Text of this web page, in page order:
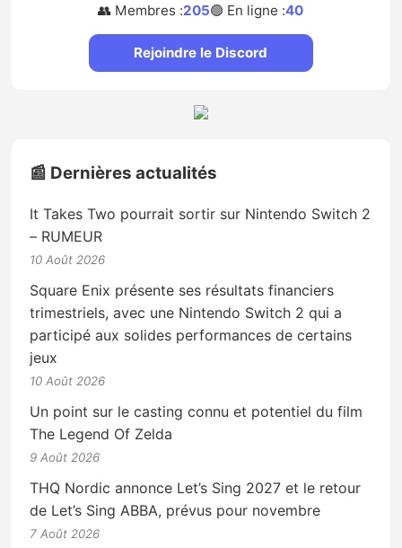
👥 Membres :205🟢 En ligne :40
Rejoindre le Discord
📰 Dernières actualités
It Takes Two pourrait sortir sur Nintendo Switch 2
– RUMEUR
10 Août 2026
Square Enix présente ses résultats financiers
trimestriels, avec une Nintendo Switch 2 qui a
participé aux solides performances de certains
jeux
10 Août 2026
Un point sur le casting connu et potentiel du film
The Legend Of Zelda
9 Août 2026
THQ Nordic annonce Let’s Sing 2027 et le retour
de Let’s Sing ABBA, prévus pour novembre
7 Août 2026